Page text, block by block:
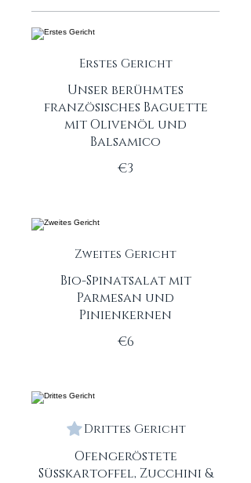
Erstes Gericht
Unser berühmtes
französisches Baguette
mit Olivenöl und
Balsamico
€3
Zweites Gericht
Bio-Spinatsalat mit
Parmesan und
Pinienkernen
€6
Drittes Gericht
Ofengeröstete
Süßkartoffel, Zucchini &